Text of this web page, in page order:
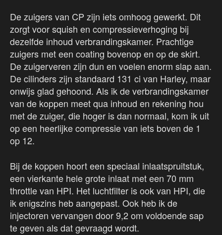
De zuigers van CP zijn iets omhoog gewerkt. Dit
zorgt voor squish en compressieverhoging bij
dezelfde inhoud verbrandingskamer. Prachtige
zuigers met een coating bovenop en op de skirt.
De zuigerveren zijn dun en voelen enorm slap aan.
De cilinders zijn standaard 131 ci van Harley, maar
onwijs glad gehoond. Als ik de verbrandingskamer
van de koppen meet qua inhoud en rekening hou
met de zuiger, die hoger is dan normaal, kom ik uit
op een heerlijke compressie van iets boven de 1
op 12.
Bij de koppen hoort een speciaal inlaatspruitstuk,
een vierkante hele grote inlaat met een 70 mm
throttle van HPI. Het luchtfilter is ook van HPI, die
ik enigszins heb aangepast. Ook heb ik de
injectoren vervangen door 9,2 om voldoende sap
te geven als dat gevraagd wordt.